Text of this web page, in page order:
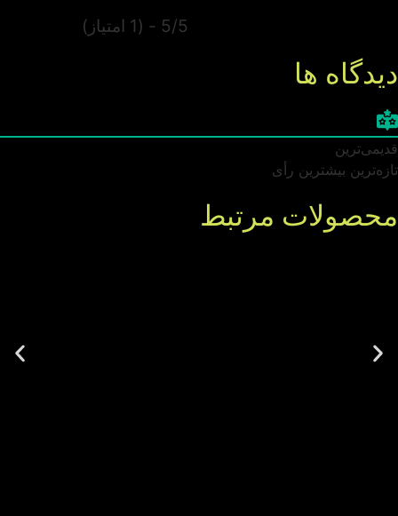
5/5 - (1 امتیاز)
دیدگاه ها
قدیمی‌ترین
تازه‌ترین بیشترین رأی
محصولات مرتبط